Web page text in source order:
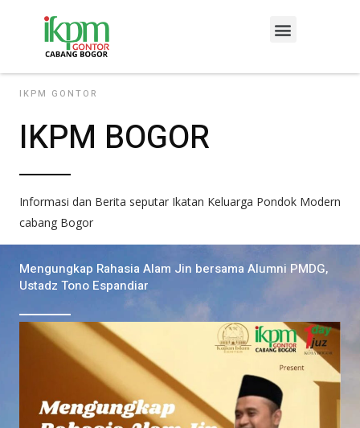
Menu
IKPM GONTOR
IKPM BOGOR
Informasi dan Berita seputar Ikatan Keluarga Pondok Modern
cabang Bogor
Mengungkap Rahasia Alam Jin bersama Alumni PMDG,
Ustadz Tono Espandiar